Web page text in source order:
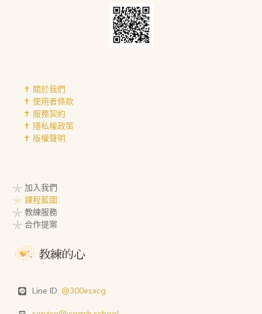
✝︎ 關於我們
✝︎ 使用者條款
✝︎ 服務契約
✝︎ 隱私權政策
✝︎ 版權聲明
𓇼 加入我們
𓇼 課程藍圖
𓇼 教練服務
𓇼 合作提案
Line ID: @300esxcg